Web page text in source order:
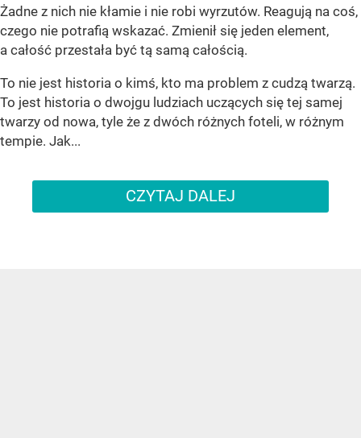
Żadne z nich nie kłamie i nie robi wyrzutów. Reagują na coś,
czego nie potrafią wskazać. Zmienił się jeden element,
a całość przestała być tą samą całością.
To nie jest historia o kimś, kto ma problem z cudzą twarzą.
To jest historia o dwojgu ludziach uczących się tej samej
twarzy od nowa, tyle że z dwóch różnych foteli, w różnym
tempie. Jak...
CZYTAJ DALEJ